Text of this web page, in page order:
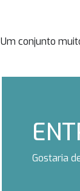
Um conjunto
Gostaria